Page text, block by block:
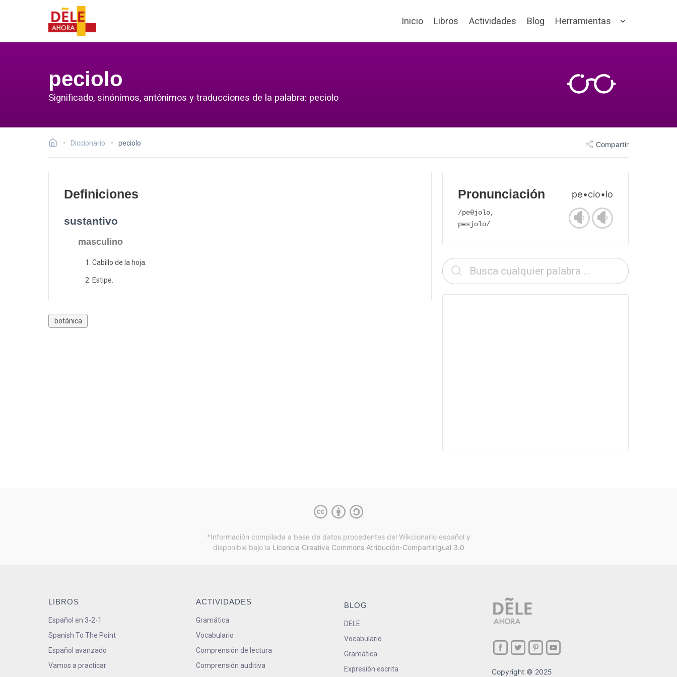
Inicio Libros Actividades Blog Herramientas
peciolo
Significado, sinónimos, antónimos y traducciones de la palabra: peciolo
Diccionario peciolo Compartir
Definiciones
sustantivo
masculino
Cabillo de la hoja.
Estipe.
botánica
Pronunciación pe•cio•lo
/peθjolo,
pesjolo/
*Información compilada a base de datos procedentes del Wikcionario español y
disponible bajo la Licencia Creative Commons Atribución-CompartirIgual 3.0
LIBROS
Español en 3-2-1
Spanish To The Point
Español avanzado
Vamos a practicar
ACTIVIDADES
Gramática
Vocabulario
Comprensión de lectura
Comprensión auditiva
BLOG
DELE
Vocabulario
Gramática
Expresión escrita
Copyright © 2025